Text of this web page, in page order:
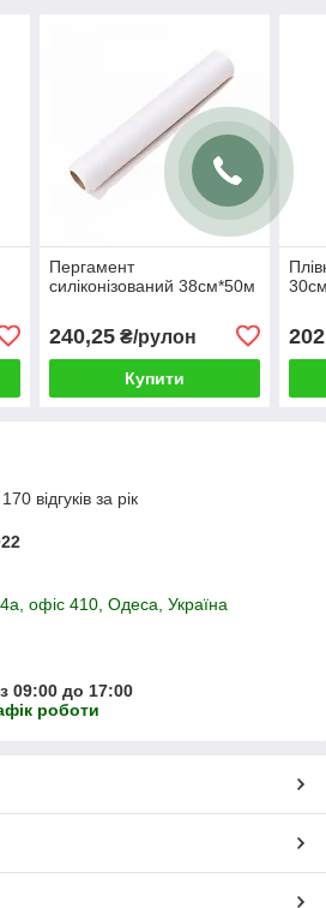
Пергамент
силіконізований 38см*50м
240,25₴/рулон
Купити
відгуків за рік
офіс 410, Одеса, Україна
09:00 до 17:00
роботи